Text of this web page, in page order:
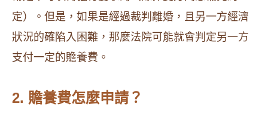
定）。但是，如果是經過裁判離婚，且另一方經濟
狀況的確陷入困難，那麼法院可能就會判定另一方
支付一定的贍養費。
2. 贍養費怎麼申請？